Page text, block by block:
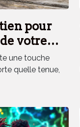
pour
votre
une touche
quelle tenue,